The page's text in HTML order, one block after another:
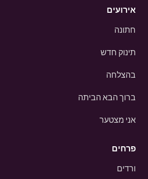
אירועים
חתונה
תינוק חדש
בהצלחה
ברוך הבא הביתה
אני מצטער
פרחים
ורדים